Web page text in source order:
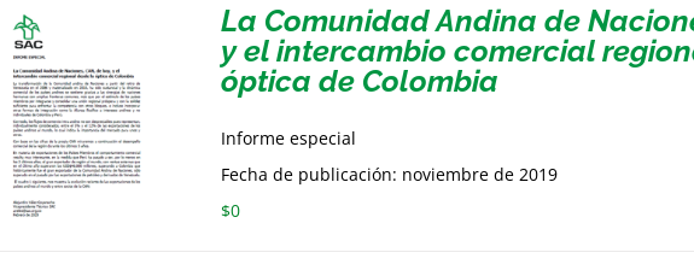
La Comunidad Andina de
y el intercambio comercial
óptica de Colombia
Informe especial
Fecha de publicación: noviembre de 2019
$0